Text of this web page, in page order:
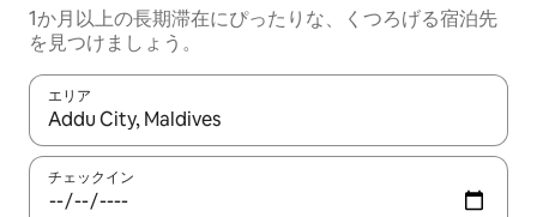
1か月以上の長期滞在にぴったりな、くつろげる宿泊先
を見つけましょう。
エリア
検索結果が表示されたら、上下の矢印キーを使って移動するか
チェックイン